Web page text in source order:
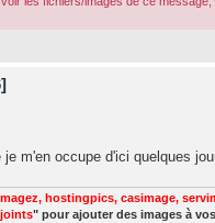
m'en occupe d'ici quelques
hostingpics, casimage,
" pour ajouter des images à